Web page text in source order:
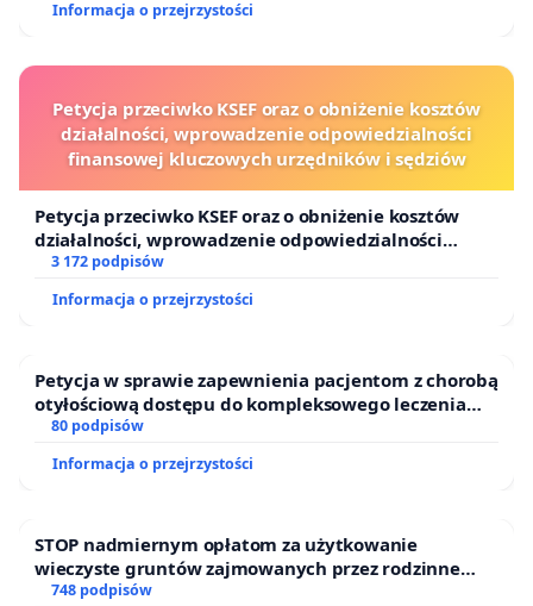
Informacja o przejrzystości
Petycja przeciwko KSEF oraz o obniżenie kosztów
działalności, wprowadzenie odpowiedzialności
finansowej kluczowych urzędników i sędziów
Petycja przeciwko KSEF oraz o obniżenie kosztów
działalności, wprowadzenie odpowiedzialności
finansowej kluczowych urzędników i sędziów
3 172 podpisów
Informacja o przejrzystości
Petycja w sprawie zapewnienia pacjentom z chorobą
otyłościową dostępu do kompleksowego leczenia
oraz programów profilaktycznych.
80 podpisów
Informacja o przejrzystości
STOP nadmiernym opłatom za użytkowanie
wieczyste gruntów zajmowanych przez rodzinne
ogrody działkowe.
748 podpisów